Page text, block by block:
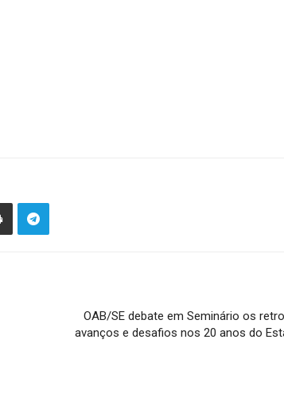
OAB/SE debate em Seminário os
avanços e desafios nos 20 anos do